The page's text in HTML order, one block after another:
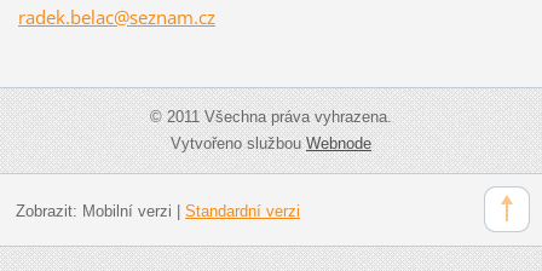
radek.belac@seznam.cz
© 2011 Všechna práva vyhrazena.
Vytvořeno službouWebnode
Zobrazit: Mobilní verzi | Standardní verzi